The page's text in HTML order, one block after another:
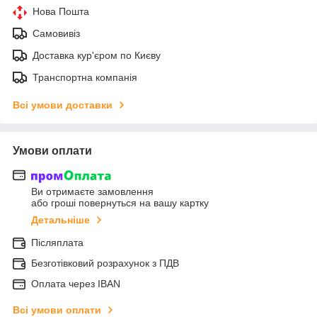
Нова Пошта
Самовивіз
Доставка кур'єром по Києву
Транспортна компанія
Всі умови доставки
Умови оплати
Ви отримаєте замовлення
або гроші повернуться на вашу картку
Детальніше
Післяплата
Безготівковий розрахунок з ПДВ
Оплата через IBAN
Всі умови оплати